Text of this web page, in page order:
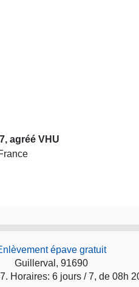
agréé VHU
épave gratuit
Guillerval, 91690
Horaires: 6 jours / 7, de 08h